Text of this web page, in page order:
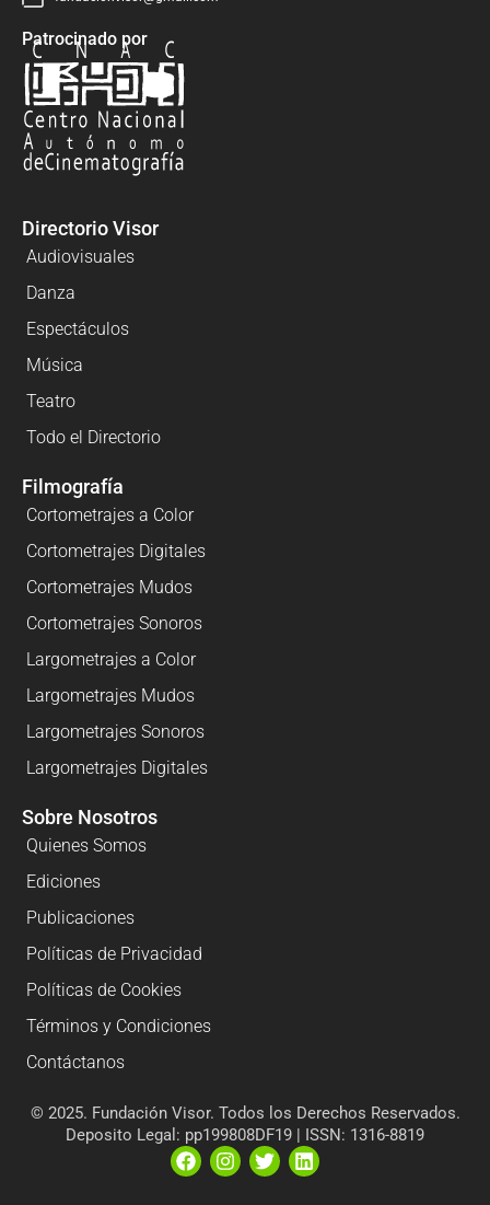
Patrocinado por
Directorio Visor
Audiovisuales
Danza
Espectáculos
Música
Teatro
Todo el Directorio
Filmografía
Cortometrajes a Color
Cortometrajes Digitales
Cortometrajes Mudos
Cortometrajes Sonoros
Largometrajes a Color
Largometrajes Mudos
Largometrajes Sonoros
Largometrajes Digitales
Sobre Nosotros
Quienes Somos
Ediciones
Publicaciones
Políticas de Privacidad
Políticas de Cookies
Términos y Condiciones
Contáctanos
© 2025. Fundación Visor. Todos los Derechos Reservados.
Deposito Legal: pp199808DF19 | ISSN: 1316-8819